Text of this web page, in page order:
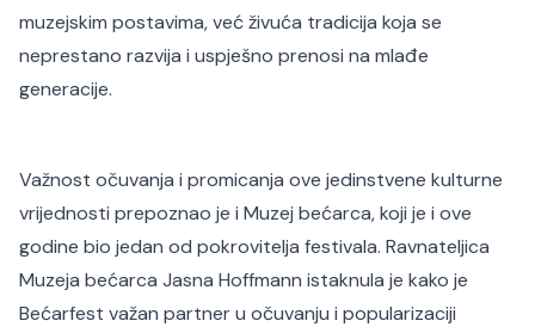
muzejskim postavima, već živuća tradicija koja se
neprestano razvija i uspješno prenosi na mlađe
generacije.
Važnost očuvanja i promicanja ove jedinstvene kulturne
vrijednosti prepoznao je i Muzej bećarca, koji je i ove
godine bio jedan od pokrovitelja festivala. Ravnateljica
Muzeja bećarca Jasna Hoffmann istaknula je kako je
Bećarfest važan partner u očuvanju i popularizaciji